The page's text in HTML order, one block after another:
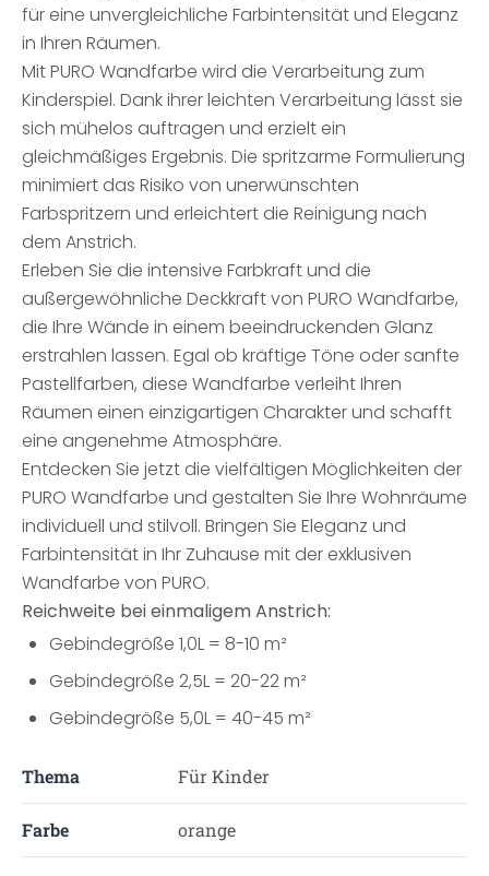
für eine unvergleichliche Farbintensität und Eleganz
in Ihren Räumen.
Mit PURO Wandfarbe wird die Verarbeitung zum
Kinderspiel. Dank ihrer leichten Verarbeitung lässt sie
sich mühelos auftragen und erzielt ein
gleichmäßiges Ergebnis. Die spritzarme Formulierung
minimiert das Risiko von unerwünschten
Farbspritzern und erleichtert die Reinigung nach
dem Anstrich.
Erleben Sie die intensive Farbkraft und die
außergewöhnliche Deckkraft von PURO Wandfarbe,
die Ihre Wände in einem beeindruckenden Glanz
erstrahlen lassen. Egal ob kräftige Töne oder sanfte
Pastellfarben, diese Wandfarbe verleiht Ihren
Räumen einen einzigartigen Charakter und schafft
eine angenehme Atmosphäre.
Entdecken Sie jetzt die vielfältigen Möglichkeiten der
PURO Wandfarbe und gestalten Sie Ihre Wohnräume
individuell und stilvoll. Bringen Sie Eleganz und
Farbintensität in Ihr Zuhause mit der exklusiven
Wandfarbe von PURO.
Reichweite bei einmaligem Anstrich:
Gebindegröße 1,0L = 8-10 m²
Gebindegröße 2,5L = 20-22 m²
Gebindegröße 5,0L = 40-45 m²
Thema Für Kinder
Farbe orange